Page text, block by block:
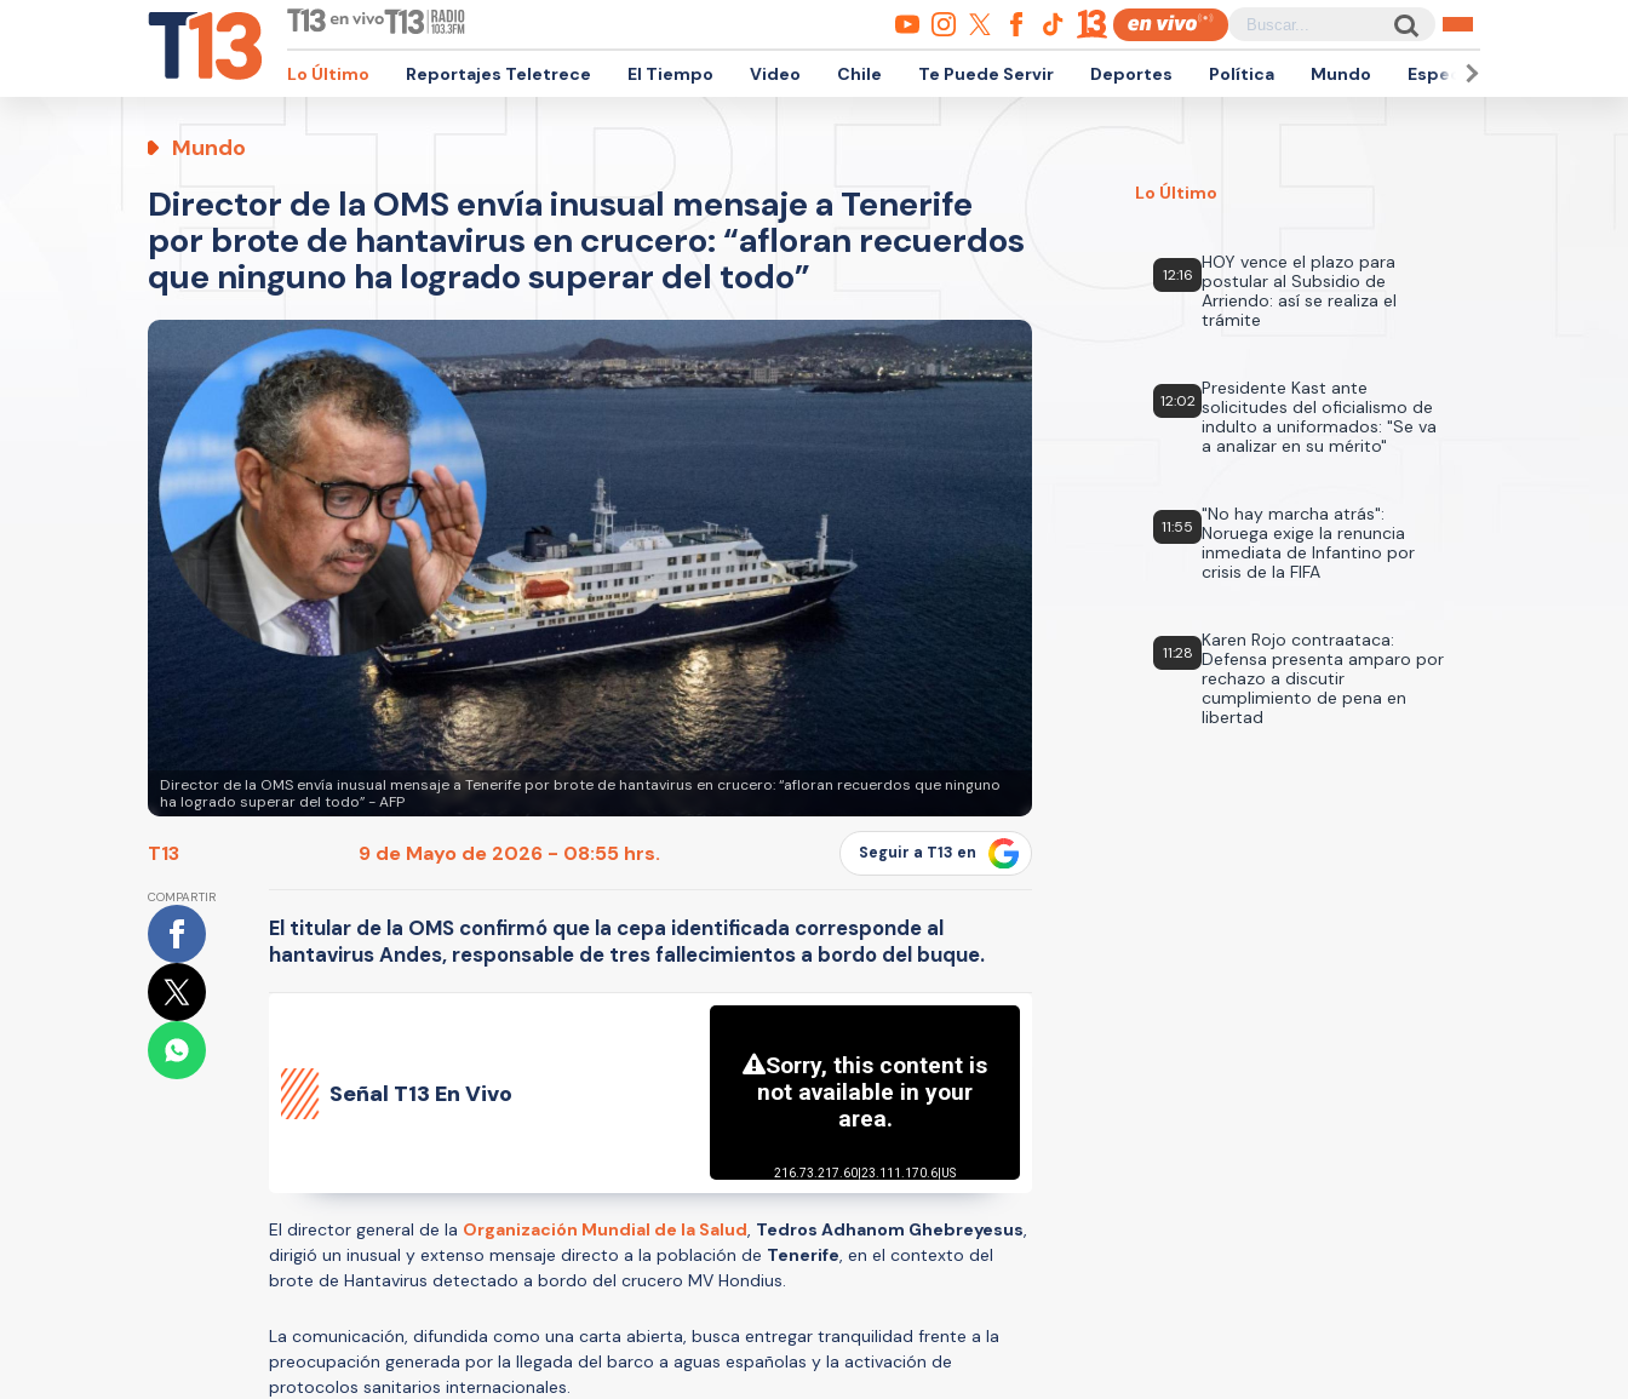
Lo Último Reportajes Teletrece El Tiempo Video Chile Te Puede Servir Deportes Política Mundo Espectáculos
Mundo
Director de la OMS envía inusual mensaje a Tenerife
por brote de hantavirus en crucero: “afloran recuerdos
que ninguno ha logrado superar del todo”
Director de la OMS envía inusual mensaje a Tenerife por brote de hantavirus en crucero: “afloran recuerdos que ninguno
ha logrado superar del todo” - AFP
T13 9 de Mayo de 2026 - 08:55 hrs. Seguir a T13 en
COMPARTIR
El titular de la OMS confirmó que la cepa identificada corresponde al
hantavirus Andes, responsable de tres fallecimientos a bordo del buque.
Señal T13 En Vivo
El director general de la Organización Mundial de la Salud, Tedros Adhanom Ghebreyesus,
dirigió un inusual y extenso mensaje directo a la población de Tenerife, en el contexto del
brote de Hantavirus detectado a bordo del crucero MV Hondius.
La comunicación, difundida como una carta abierta, busca entregar tranquilidad frente a la
preocupación generada por la llegada del barco a aguas españolas y la activación de
protocolos sanitarios internacionales.
Lo Último
12:16
HOY vence el plazo para
postular al Subsidio de
Arriendo: así se realiza el
trámite
12:02
Presidente Kast ante
solicitudes del oficialismo de
indulto a uniformados: "Se va
a analizar en su mérito"
11:55
"No hay marcha atrás":
Noruega exige la renuncia
inmediata de Infantino por
crisis de la FIFA
11:28
Karen Rojo contraataca:
Defensa presenta amparo por
rechazo a discutir
cumplimiento de pena en
libertad